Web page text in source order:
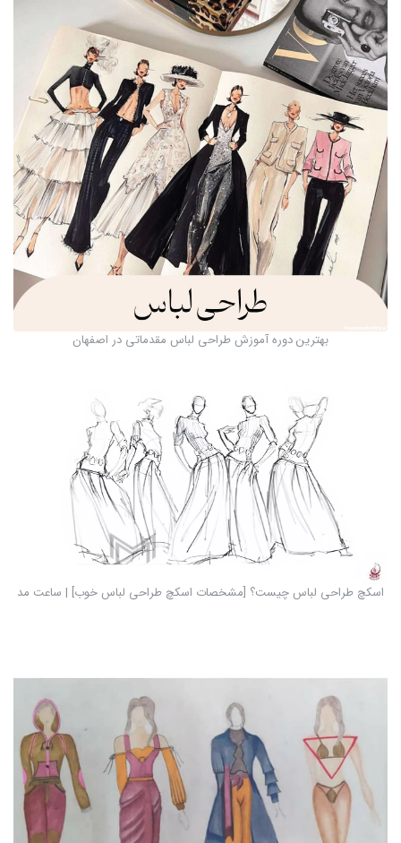
بهترین دوره آموزش طراحی لباس مقدماتی در اصفهان
اسکچ طراحی لباس چیست؟ [مشخصات اسکچ طراحی لباس خوب] | ساعت مد